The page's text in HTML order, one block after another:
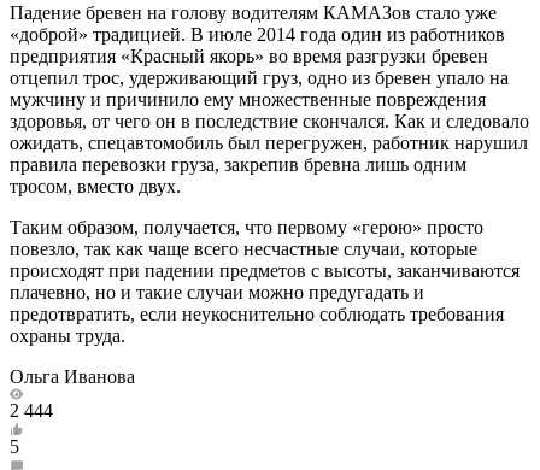
Падение бревен на голову водителям КАМАЗов стало уже
«доброй» традицией. В июле 2014 года один из работников
предприятия «Красный якорь» во время разгрузки бревен
отцепил трос, удерживающий груз, одно из бревен упало на
мужчину и причинило ему множественные повреждения
здоровья, от чего он в последствие скончался. Как и следовало
ожидать, спецавтомобиль был перегружен, работник нарушил
правила перевозки груза, закрепив бревна лишь одним
тросом, вместо двух.
Таким образом, получается, что первому «герою» просто
повезло, так как чаще всего несчастные случаи, которые
происходят при падении предметов с высоты, заканчиваются
плачевно, но и такие случаи можно предугадать и
предотвратить, если неукоснительно соблюдать требования
охраны труда.
Ольга Иванова
2 444
5